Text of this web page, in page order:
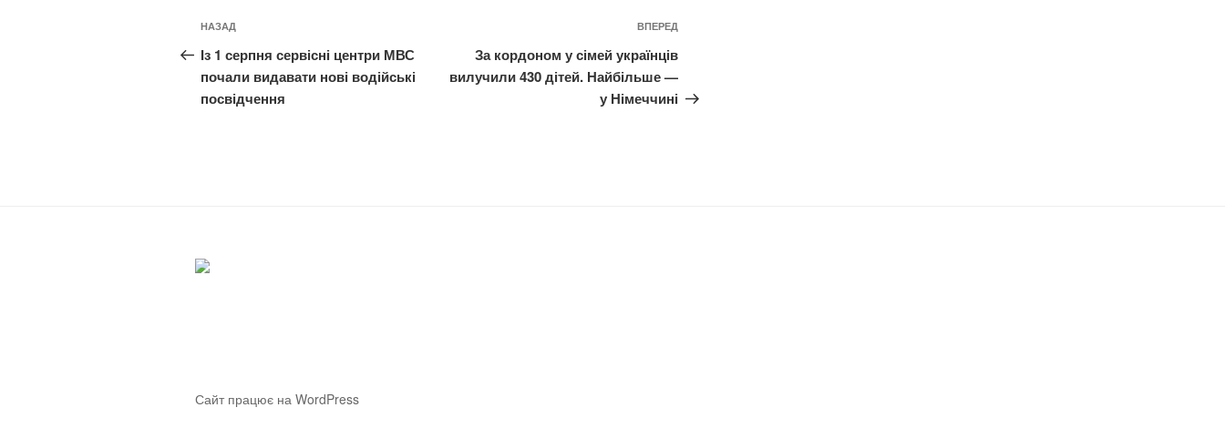
Навігація
записів
Попередній
запис:
НАЗАД
Із 1 серпня сервісні центри МВС
почали видавати нові водійські
посвідчення
Наступний
запис
ВПЕРЕД
За кордоном у сімей українців
вилучили 430 дітей. Найбільше —
у Німеччині
Сайт працює на WordPress